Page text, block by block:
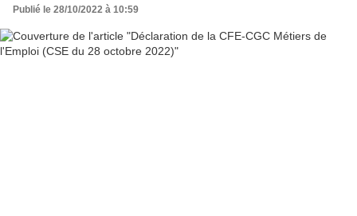
Publié le 28/10/2022 à 10:59